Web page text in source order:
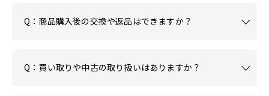
Q：商品購入後の交換や返品はできますか？
Q：買い取りや中古の取り扱いはありますか？